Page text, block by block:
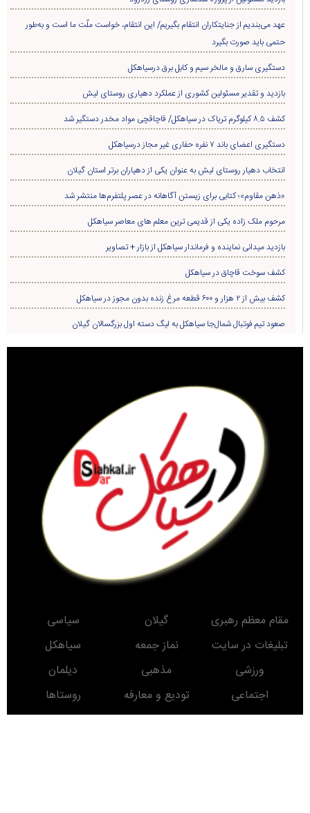
عهد می‌بندیم از جنایتکاران انتقام بگیریم/ این انتقام، خواست ملّت ما است و به‌طور
حتمی باید صورت بگیرد
دستگیری سارق و مالخر سیم و کابل برق درسیاهکل
بازدید و تقدیر مسئولین کشوری از عملکرد دهیاری روستای لیش
کشف ۸.۵ کیلوگرم تریاک در سیاهکل/ قاچاقچی مواد مخدر دستگیر شد
دستگیری اعضای باند ۷ نفره حفاری غير مجاز درسیاهکل
انتخاب دهیار روستای لیش به عنوان یکی از دهیاران برتر استان گیلان
«ذهن مقاوم»؛ کتابی برای زیستن آگاهانه در عصر پلتفرم‌ها منتشر شد
مرحوم ملک زاده یکی از قدیمی ترین معلم های معاصر سیاهکل
بازدید میدانی نماینده و فرماندار سیاهکل از بازار + تصاویر
کشف سوخت قاچاق در سياهکل
کشف بیش از ۲ هزار و ۶۰۰ قطعه مرغ زنده بدون مجوز در سیاهکل
صعود تیم فوتبال شمال‌جا‌ سیاهکل به لیگ دسته اول بزرگسالان گیلان
مقام معظم رهبری گیلان
سیاسی
تبلیغات در سایت
نماز جمعه
سیاهکل
ورزشی
مذهبی
دیلمان
اجتماعی
تودیع و معارفه
روستاها
حوادث
معرفی کتاب
انتخابات